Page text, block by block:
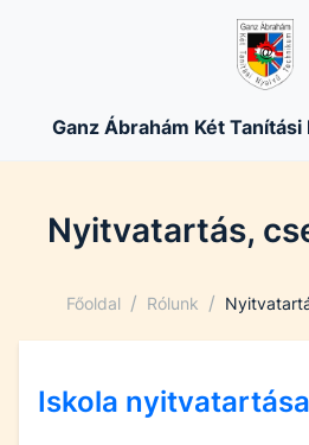
Ganz Ábrahám Két
Nyitvatartás,
Főoldal / Rólunk /
Iskola nyitvatartása